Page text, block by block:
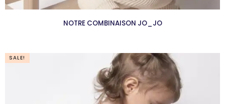
NOTRE COMBINAISON JO_JO
SALE!